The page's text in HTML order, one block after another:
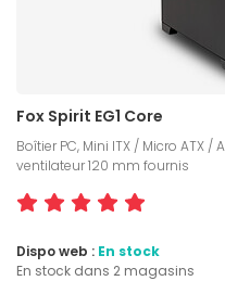
Fox Spirit EG1 Core
Boîtier PC, Mini ITX / Micro ATX /
ventilateur 120 mm fournis
Dispo web : En stock
En stock dans 2 magasins